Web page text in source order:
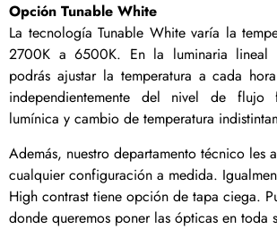
Opción Tunable White
La tecnología Tunable White varía la
2700K a 6500K. En la luminaria lineal
podrás ajustar la temperatura a cada
independientemente del nivel de flujo
lumínica y cambio de temperatura
Además, nuestro departamento técnico les
cualquier configuración a medida.
High contrast tiene opción de tapa ciega.
donde queremos poner las ópticas en toda